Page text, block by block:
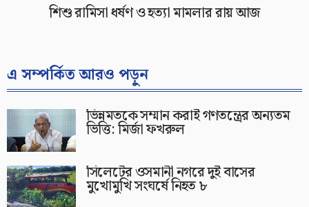
শিশু রামিসা ধর্ষণ ও হত্যা মামলার রায় আজ
এ সম্পর্কিত আরও পড়ুন
ভিন্নমতকে সম্মান করাই গণতন্ত্রের অন্যতম
ভিত্তি: মির্জা ফখরুল
সিলেটের ওসমানী নগরে দুই বাসের
মুখোমুখি সংঘর্ষে নিহত ৮